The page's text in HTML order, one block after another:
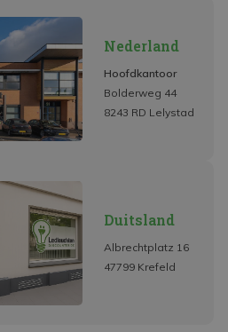
Nederland
Hoofdkantoor
Bolderweg 44
8243 RD Lelystad
Duitsland
Albrechtplatz 16
47799 Krefeld